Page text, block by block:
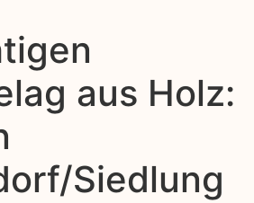
aus Holz:
Siedlung